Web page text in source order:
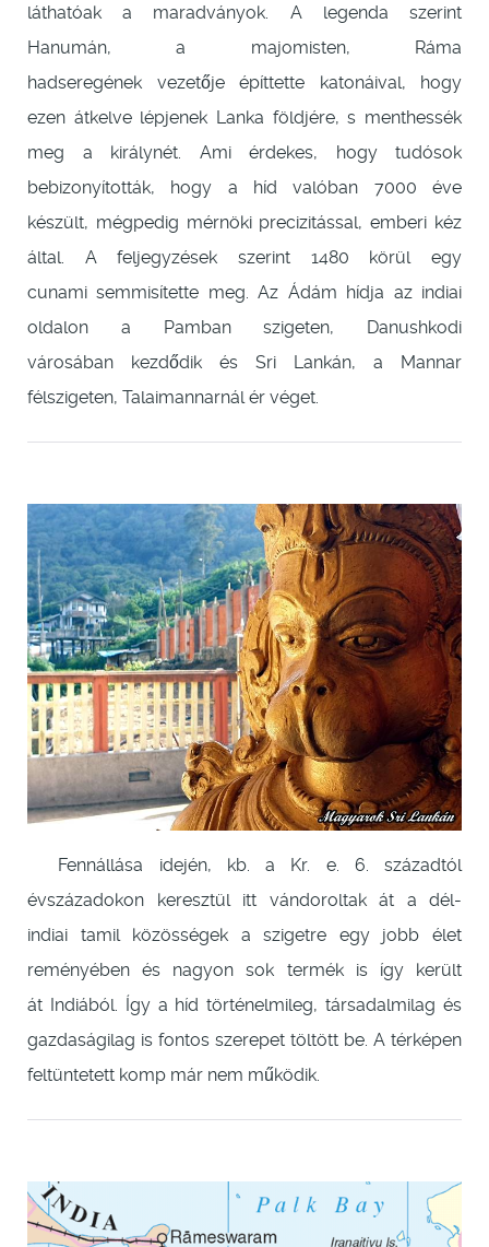
láthatóak a maradványok. A legenda szerint
Hanumán, a majomisten, Ráma
hadseregének vezetője építtette katonáival, hogy
ezen átkelve lépjenek Lanka földjére, s menthessék
meg a királynét. Ami érdekes, hogy tudósok
bebizonyították, hogy a híd valóban 7000 éve
készült, mégpedig mérnöki precizitással, emberi kéz
által. A feljegyzések szerint 1480 körül egy
cunami semmisítette meg. Az Ádám hídja az indiai
oldalon a Pamban szigeten, Danushkodi
városában kezdődik és Sri Lankán, a Mannar
félszigeten, Talaimannarnál ér véget.
Fennállása idején, kb. a Kr. e. 6. századtól
évszázadokon keresztül itt vándoroltak át a dél-
indiai tamil közösségek a szigetre egy jobb élet
reményében és nagyon sok termék is így került
át Indiából. Így a híd történelmileg, társadalmilag és
gazdaságilag is fontos szerepet töltött be. A térképen
feltüntetett komp már nem működik.